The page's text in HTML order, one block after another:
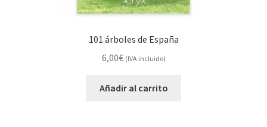
101 árboles de España
6,00€ (IVA incluido)
Añadir al carrito